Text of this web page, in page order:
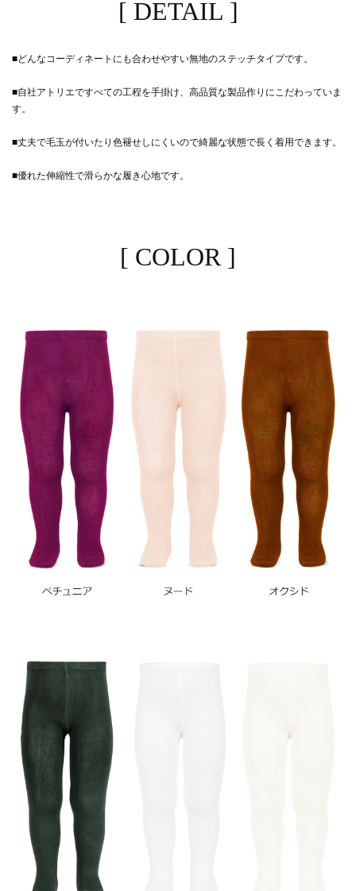
[ DETAIL ]
■どんなコーディネートにも合わせやすい無地のステッチタイプです。
■自社アトリエですべての工程を手掛け、高品質な製品作りにこだわっていま
す。
■丈夫で毛玉が付いたり色褪せしにくいので綺麗な状態で長く着用できます。
■優れた伸縮性で滑らかな履き心地です。
[ COLOR ]